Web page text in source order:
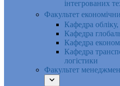
інтегрованих
Факультет
Кафедра
Кафедра
Кафедра
Кафедра
логістики
Факультет